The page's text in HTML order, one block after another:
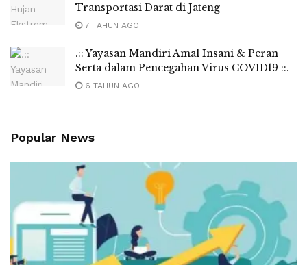
Transportasi Darat di Jateng
7 TAHUN AGO
.:: Yayasan Mandiri Amal Insani & Peran
Serta dalam Pencegahan Virus COVID19 ::.
6 TAHUN AGO
Popular News